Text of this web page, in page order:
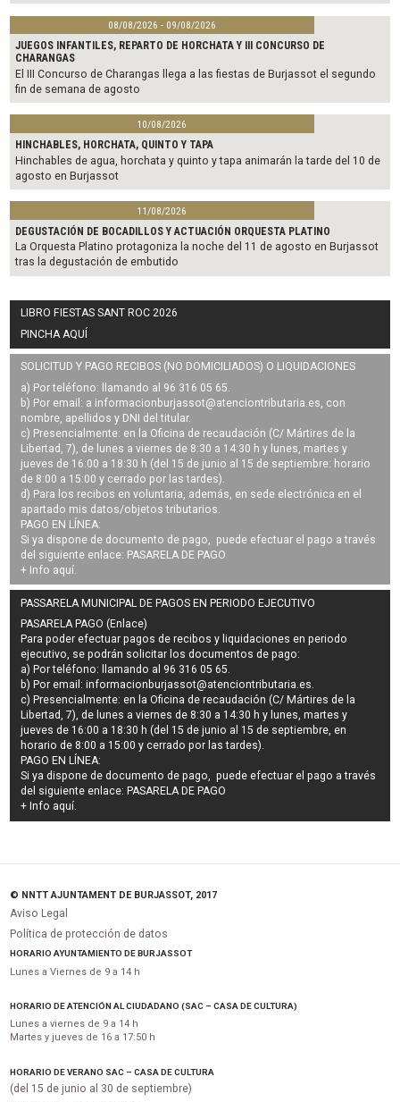
08/08/2026 - 09/08/2026
JUEGOS INFANTILES, REPARTO DE HORCHATA Y III CONCURSO DE
CHARANGAS
El III Concurso de Charangas llega a las fiestas de Burjassot el segundo
fin de semana de agosto
10/08/2026
HINCHABLES, HORCHATA, QUINTO Y TAPA
Hinchables de agua, horchata y quinto y tapa animarán la tarde del 10 de
agosto en Burjassot
11/08/2026
DEGUSTACIÓN DE BOCADILLOS Y ACTUACIÓN ORQUESTA PLATINO
La Orquesta Platino protagoniza la noche del 11 de agosto en Burjassot
tras la degustación de embutido
LIBRO FIESTAS SANT ROC 2026
PINCHA AQUÍ
SOLICITUD Y PAGO RECIBOS (NO DOMICILIADOS) O LIQUIDACIONES
a) Por teléfono: llamando al 96 316 05 65.
b) Por email: a informacionburjassot@atenciontributaria.es, con
nombre, apellidos y DNI del titular.
c) Presencialmente: en la Oficina de recaudación (C/ Mártires de la
Libertad, 7), de lunes a viernes de 8:30 a 14:30 h y lunes, martes y
jueves de 16:00 a 18:30 h (del 15 de junio al 15 de septiembre: horario
de 8:00 a 15:00 y cerrado por las tardes).
d) Para los recibos en voluntaria, además, en sede electrónica en el
apartado mis datos/objetos tributarios.
PAGO EN LÍNEA:
Si ya dispone de documento de pago, puede efectuar el pago a través
del siguiente enlace: PASARELA DE PAGO
+ Info aquí.
PASSARELA MUNICIPAL DE PAGOS EN PERIODO EJECUTIVO
PASARELA PAGO (Enlace)
Para poder efectuar pagos derecibos y liquidaciones en periodo
ejecutivo, se podrán solicitar los documentos de pago:
a) Por teléfono: llamando al 96 316 05 65.
b) Por email:informacionburjassot@atenciontributaria.es.
c) Presencialmente: en la Oficina de recaudación (C/ Mártires de la
Libertad, 7), de lunes a viernes de 8:30 a 14:30 h y lunes, martes y
jueves de 16:00 a 18:30 h (del 15 de junio al 15 de septiembre, en
horario de 8:00 a 15:00 y cerrado por las tardes).
PAGO EN LÍNEA:
Si ya dispone de documento de pago, puede efectuar el pago a través
del siguiente enlace: PASARELA DE PAGO
+ Info aquí.
© NNTT AJUNTAMENT DE BURJASSOT, 2017
Aviso Legal
Política de protección de datos
HORARIO AYUNTAMIENTO DE BURJASSOT
Lunes a Viernes de 9 a 14 h
HORARIO DE ATENCIÓN AL CIUDADANO (SAC – CASA DE CULTURA)
Lunes a viernes de 9 a 14 h
Martes y jueves de 16 a 17:50 h
HORARIO DE VERANO SAC – CASA DE CULTURA
(del 15 de junio al 30 de septiembre)